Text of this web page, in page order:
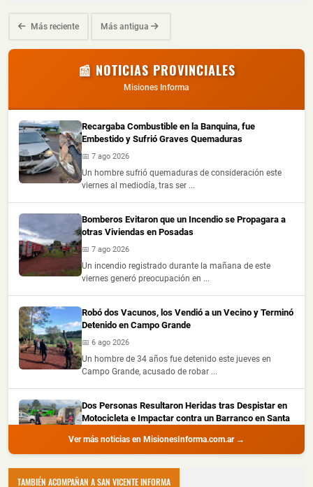
Más reciente Más antigua
📰 NOTICIAS PROVINCIALES
Misiones Informa
Recargaba Combustible en la Banquina, fue
Embestido y Sufrió Graves Quemaduras
📅 7 ago 2026
Un hombre sufrió quemaduras de consideración este
viernes al mediodía, tras ser ...
Bomberos Evitaron que un Incendio se Propagara a
otras Viviendas en Posadas
📅 7 ago 2026
Un incendio registrado durante la mañana de este
viernes generó preocupación en ...
Robó dos Vacunos, los Vendió a un Vecino y Terminó
Detenido en Campo Grande
📅 6 ago 2026
Un hombre de 34 años fue detenido este jueves en
Campo Grande, acusado de robar ...
Dos Personas Resultaron Heridas tras Despistar en
Motocicleta e Impactar contra un Barranco en Santa
luego de que la motocic...
Ver más noticias en MisionesInforma.com.ar →
TAMBIÉN ACOMPAÑAN A SAN VICENTE INFORMA